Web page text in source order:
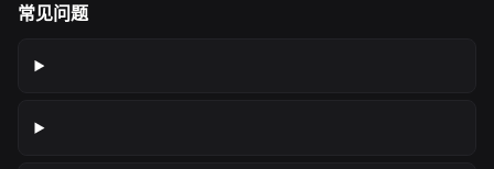
常见问题